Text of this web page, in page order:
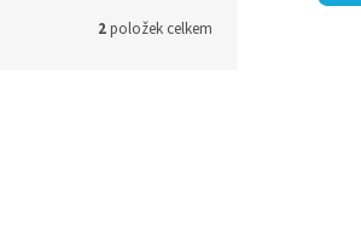
2položek celkem